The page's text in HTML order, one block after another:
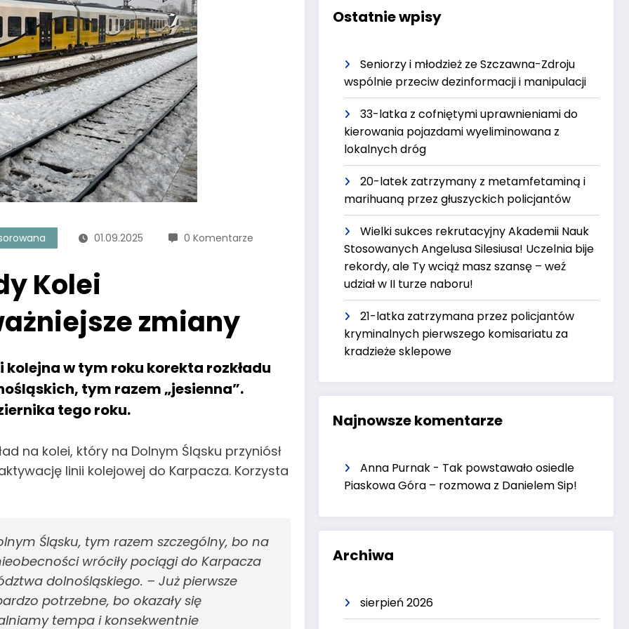
01.09.2025 0 Komentarze
Kolei
zmiany
kolejna w tym roku korekta rozkładu
tym razem „jesienna”.
tego roku.
na kolei, który na Dolnym Śląsku przyniósł
linii kolejowej do Karpacza. Korzysta
Śląsku, tym razem szczególny, bo na
wróciły pociągi do Karpacza
dolnośląskiego. – Już pierwsze
potrzebne, bo okazały się
tempa i konsekwentnie
Ostatnie wpisy
Seniorzy i młodzież ze Szczawna-Zdroju
wspólnie przeciw dezinformacji i manipulacji
33-latka z cofniętymi uprawnieniami do
kierowania pojazdami wyeliminowana z
lokalnych dróg
20-latek zatrzymany z metamfetaminą i
marihuaną przez głuszyckich policjantów
Wielki sukces rekrutacyjny Akademii Nauk
Stosowanych Angelusa Silesiusa! Uczelnia bije
rekordy, ale Ty wciąż masz szansę – weź
udział w II turze naboru!
21-latka zatrzymana przez policjantów
kryminalnych pierwszego komisariatu za
kradzieże sklepowe
Najnowsze komentarze
Anna Purnak - Tak powstawało osiedle
Piaskowa Góra – rozmowa z Danielem Sip!
Archiwa
sierpień 2026